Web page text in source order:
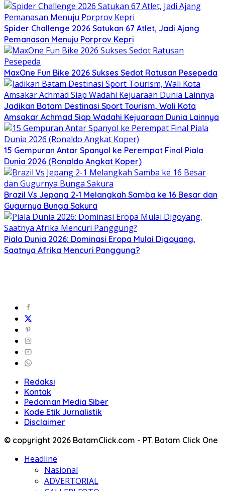
Spider Challenge 2026 Satukan 67 Atlet, Jadi Ajang
Pemanasan Menuju Porprov Kepri
MaxOne Fun Bike 2026 Sukses Sedot Ratusan Pesepeda
Jadikan Batam Destinasi Sport Tourism, Wali Kota
Amsakar Achmad Siap Wadahi Kejuaraan Dunia Lainnya
15 Gempuran Antar Spanyol ke Perempat Final Piala
Dunia 2026 (Ronaldo Angkat Koper)
Brazil Vs Jepang 2-1 Melangkah Samba ke 16 Besar dan
Gugurnya Bunga Sakura
Piala Dunia 2026: Dominasi Eropa Mulai Digoyang,
Saatnya Afrika Mencuri Panggung?
Redaksi
Kontak
Pedoman Media Siber
Kode Etik Jurnalistik
Disclaimer
© copyright 2026 BatamClick.com - PT. Batam Click One
Headline
Nasional
ADVERTORIAL